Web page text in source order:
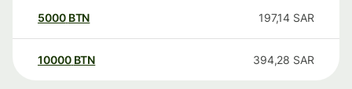
5000 BTN 197,14 SAR
10000 BTN 394,28 SAR